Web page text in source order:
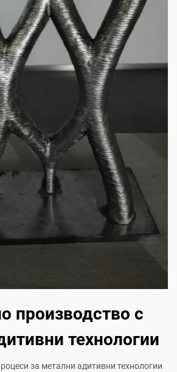
производство с
технологии
за метални адитивни технологии